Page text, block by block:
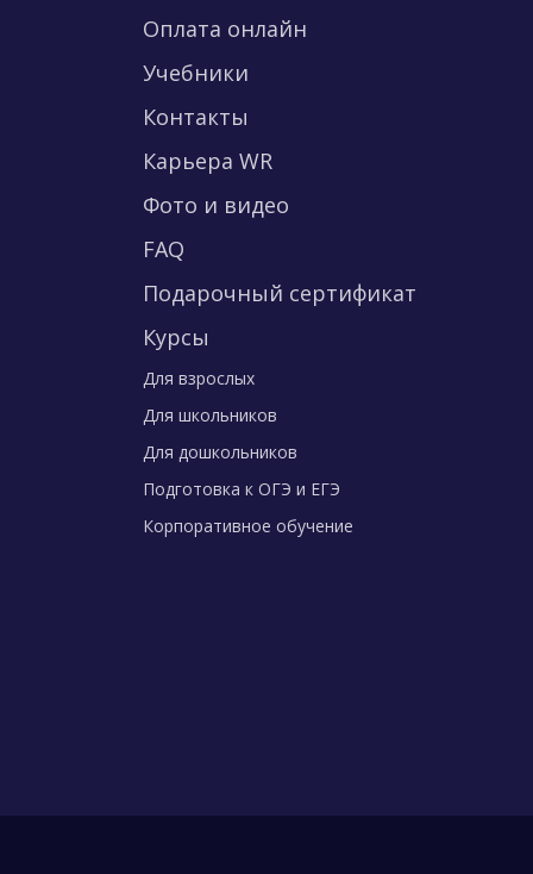
Оплата онлайн
Учебники
Контакты
Карьера WR
Фото и видео
FAQ
Подарочный сертификат
Курсы
Для взрослых
Для школьников
Для дошкольников
Подготовка к ОГЭ и ЕГЭ
Корпоративное обучение